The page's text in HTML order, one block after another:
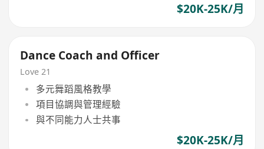
$20K-25K/月
Dance Coach and Officer
Love 21
多元舞蹈風格教學
項目協調與管理經驗
與不同能力人士共事
$20K-25K/月